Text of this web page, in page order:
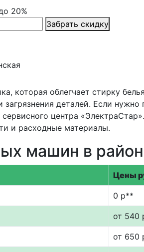
20%
Забрать скидку
которая облегчает стирку
загрязнения деталей. Если
центра
и расходные материалы.
машин в
Цены
0 р**
от 540
от 650